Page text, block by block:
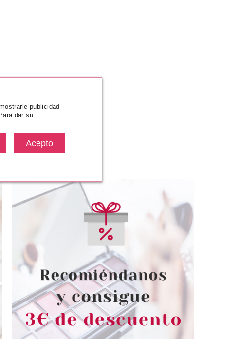
publicidad
dar su